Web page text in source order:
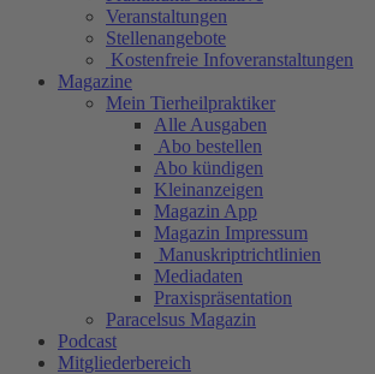
Veranstaltungen
Stellenangebote
Kostenfreie Infoveranstaltungen
Magazine
Mein Tierheilpraktiker
Alle Ausgaben
Abo bestellen
Abo kündigen
Kleinanzeigen
Magazin App
Magazin Impressum
Manuskriptrichtlinien
Mediadaten
Praxispräsentation
Paracelsus Magazin
Podcast
Mitgliederbereich